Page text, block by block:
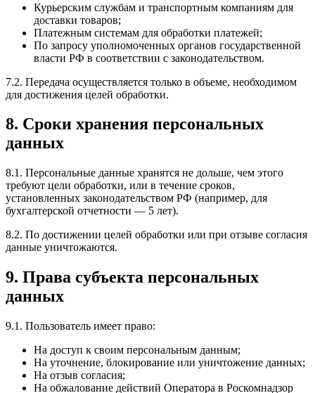
Курьерским службам и транспортным компаниям для
доставки товаров;
Платежным системам для обработки платежей;
По запросу уполномоченных органов государственной
власти РФ в соответствии с законодательством.
7.2. Передача осуществляется только в объеме, необходимом
для достижения целей обработки.
8. Сроки хранения персональных
данных
8.1. Персональные данные хранятся не дольше, чем этого
требуют цели обработки, или в течение сроков,
установленных законодательством РФ (например, для
бухгалтерской отчетности — 5 лет).
8.2. По достижении целей обработки или при отзыве согласия
данные уничтожаются.
9. Права субъекта персональных
данных
9.1. Пользователь имеет право:
На доступ к своим персональным данным;
На уточнение, блокирование или уничтожение данных;
На отзыв согласия;
На обжалование действий Оператора в Роскомнадзор